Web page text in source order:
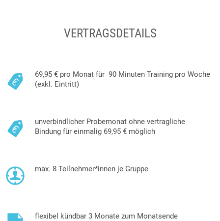
VERTRAGSDETAILS
69,95 € pro Monat für 90 Minuten Training pro Woche
(exkl. Eintritt)
unverbindlicher Probemonat ohne vertragliche
Bindung für einmalig 69,95 € möglich
max. 8 Teilnehmer*innen je Gruppe
flexibel kündbar 3 Monate zum Monatsende